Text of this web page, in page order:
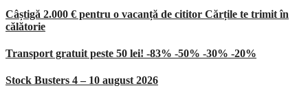
Câștigă 2.000 € pentru o vacanță de cititor Cărțile te trimit în
călătorie
Transport gratuit peste 50 lei! -83% -50% -30% -20%
Stock Busters 4 – 10 august 2026